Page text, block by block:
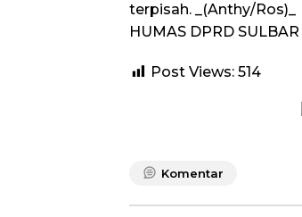
terpisah. _(Anthy/Ros)_
HUMAS DPRD SULBAR
Post Views: 514
Komentar